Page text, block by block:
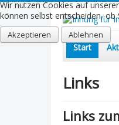
Start
Links
Links
Wir nutzen Cookies auf
können selbst entscheiden,
Akzeptieren Ablehnen